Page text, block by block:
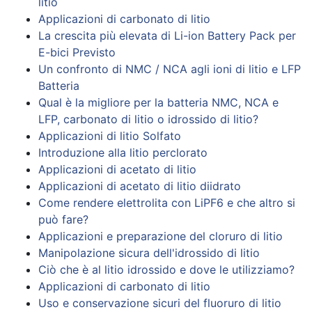
Applicazioni di carbonato di litio
La crescita più elevata di Li-ion Battery Pack per
E-bici Previsto
Un confronto di NMC / NCA agli ioni di litio e LFP
Batteria
Qual è la migliore per la batteria NMC, NCA e
LFP, carbonato di litio o idrossido di litio?
Applicazioni di litio Solfato
Introduzione alla litio perclorato
Applicazioni di acetato di litio
Applicazioni di acetato di litio diidrato
Come rendere elettrolita con LiPF6 e che altro si
può fare?
Applicazioni e preparazione del cloruro di litio
Manipolazione sicura dell'idrossido di litio
Ciò che è al litio idrossido e dove le utilizziamo?
Applicazioni di carbonato di litio
Uso e conservazione sicuri del fluoruro di litio